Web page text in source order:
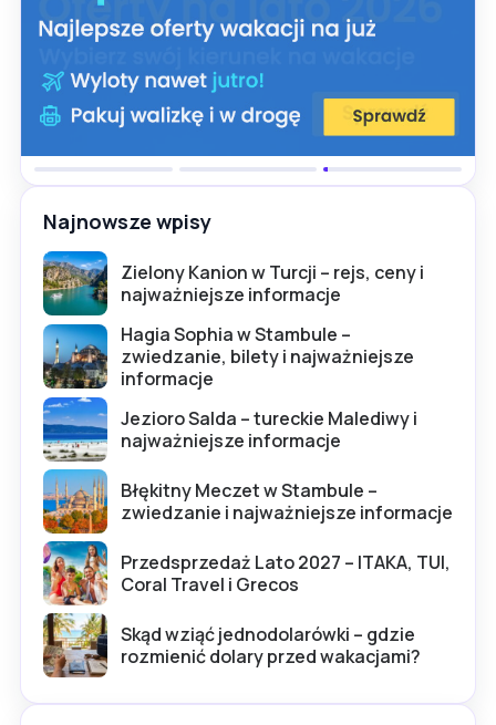
Najnowsze wpisy
Zielony Kanion w Turcji – rejs, ceny i
najważniejsze informacje
Hagia Sophia w Stambule –
zwiedzanie, bilety i najważniejsze
informacje
Jezioro Salda – tureckie Malediwy i
najważniejsze informacje
Błękitny Meczet w Stambule –
zwiedzanie i najważniejsze informacje
Przedsprzedaż Lato 2027 – ITAKA, TUI,
Coral Travel i Grecos
Skąd wziąć jednodolarówki – gdzie
rozmienić dolary przed wakacjami?